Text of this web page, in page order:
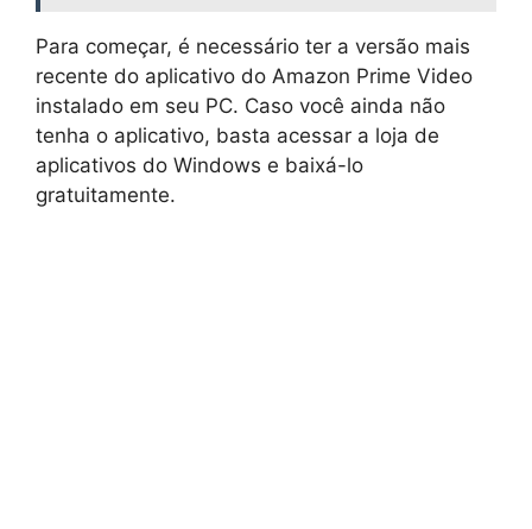
Para começar, é necessário ter a versão mais
recente do aplicativo do Amazon Prime Video
instalado em seu PC. Caso você ainda não
tenha o aplicativo, basta acessar a loja de
aplicativos do Windows e baixá-lo
gratuitamente.